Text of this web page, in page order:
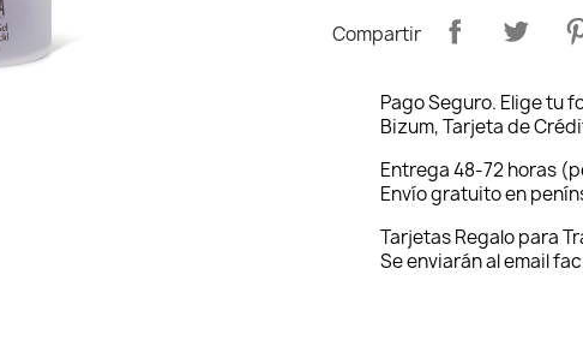
Compartir
Pago Seguro. Elige tu
Bizum, Tarjeta de
Entrega 48-72 horas
Envío gratuito en
Tarjetas Regalo para
Se enviarán al email